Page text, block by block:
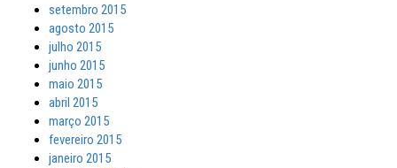
setembro 2015
agosto 2015
julho 2015
junho 2015
maio 2015
abril 2015
março 2015
fevereiro 2015
janeiro 2015